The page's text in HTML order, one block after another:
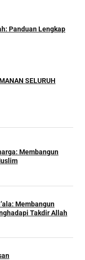
Panduan Lengkap
SELURUH
Membangun
Membangun
Takdir Allah